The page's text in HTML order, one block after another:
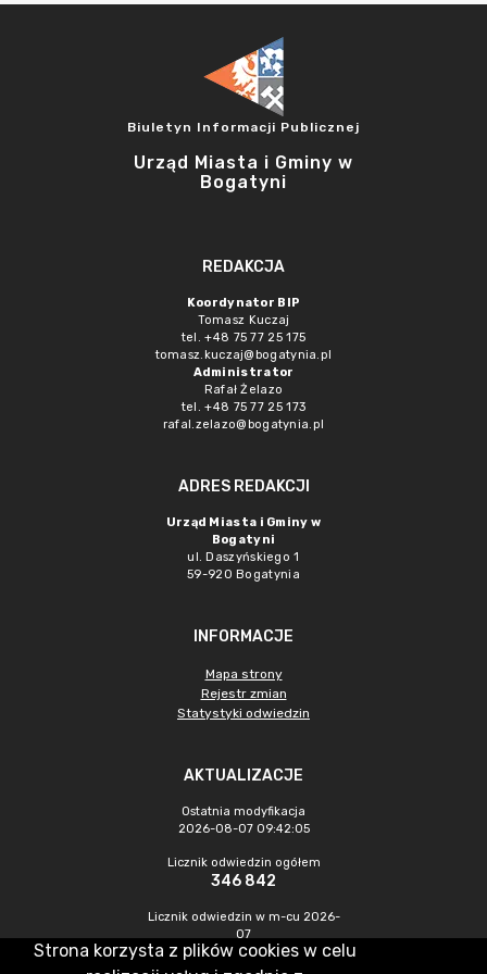
Biuletyn Informacji Publicznej
Urząd Miasta i Gminy w
Bogatyni
REDAKCJA
Koordynator BIP
Tomasz Kuczaj
tel. +48 75 77 25 175
tomasz.kuczaj@bogatynia.pl
Administrator
Rafał Żelazo
tel. +48 75 77 25 173
rafal.zelazo@bogatynia.pl
ADRES REDAKCJI
Urząd Miasta i Gminy w
Bogatyni
ul. Daszyńskiego 1
59-920 Bogatynia
INFORMACJE
Mapa strony
Rejestr zmian
Statystyki odwiedzin
AKTUALIZACJE
Ostatnia modyfikacja
2026-08-07 09:42:05
Licznik odwiedzin ogółem
346 842
Licznik odwiedzin w m-cu 2026-
07
1 233
Strona korzysta z plików cookies w celu